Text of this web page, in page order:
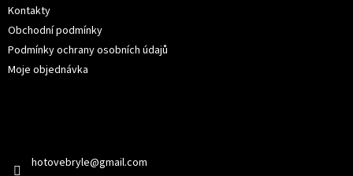
Kontakty
Obchodní podmínky
Podmínky ochrany osobních údajů
Moje objednávka
hotovebryle@gmail.com